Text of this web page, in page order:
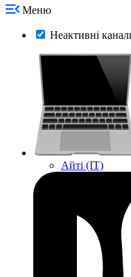
Меню
Неактивні
Айті (IT)